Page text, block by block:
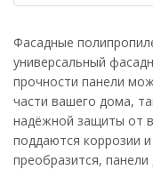
Фасадные
универсальный
прочности панели
части вашего дома,
надёжной защиты от
поддаются коррозии
преобразится,